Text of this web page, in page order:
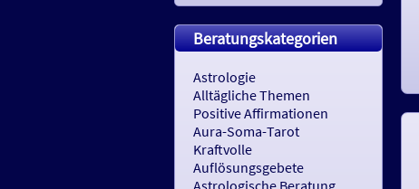
Beratungskategorien
Astrologie
Alltägliche Themen
Positive Affirmationen
Aura-Soma-Tarot
Kraftvolle
Auflösungsgebete
Astrologische Beratung